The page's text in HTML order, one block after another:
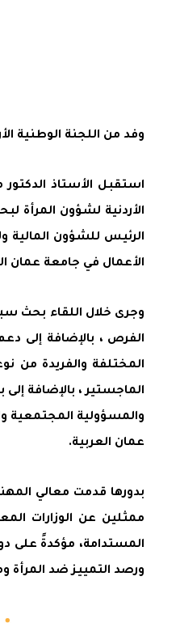
وفد من اللجنة الوطنية
استقبل الأستاذ
الأردنية لشؤون المرأة
الرئيس للشؤون المالية
الأعمال في جامعة عمان
وجرى خلال اللقاء بحث
الفرص ، بالإضافة إلى
المختلفة والفريدة من
الماجستير ، بالإضافة
والمسؤولية المجتمعية
عمان العربية.
ممثلين عن الوزارات
المستدامة، مؤكدةً على
ورصد التمييز ضد المرأة